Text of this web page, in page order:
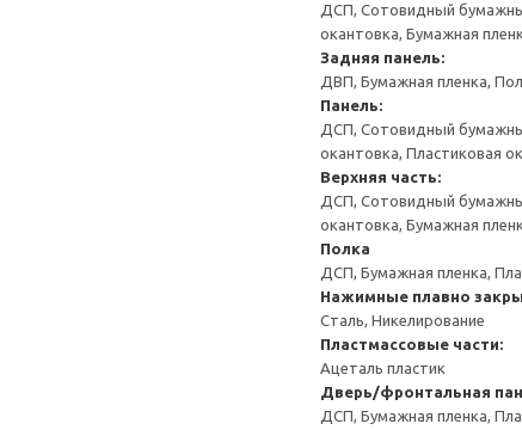
ДСП, Сотовидный
окантовка, Бумажная
Задняя панель:
ДВП, Бумажная пленка,
Панель:
ДСП, Сотовидный
окантовка, Пластиковая
Верхняя часть:
ДСП, Сотовидный
окантовка, Бумажная
Полка
ДСП, Бумажная пленка,
Нажимные плавно
Сталь, Никелирование
Пластмассовые части:
Ацеталь пластик
Дверь/фронтальная
ДСП, Бумажная пленка,